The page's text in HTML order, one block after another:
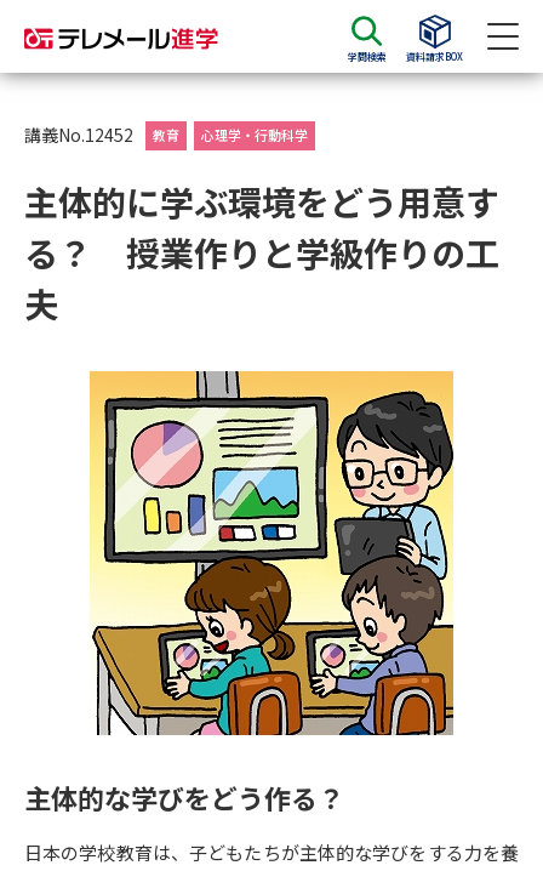
学問検索 資料請求BOX
資料請求
大学・短大の資料種類から請求
大学パンフ
大学・短大以外の資料から請求
専門学校の資料請求 大学院の資料請求
留学・進学関連、塾・予備校
大学入学共通テスト「受験案
内」の請求
大学入学共通テスト「受験上の
配慮案内」の請求
高等学校卒業程度認定試験
高等学校（情報）教員資格認定
講義No.12452 教育 心理学・行動科学
主体的に学ぶ環境をどう用意す
る？ 授業作りと学級作りの工
夫
主体的な学びをどう作る？
日本の学校教育は、子どもたちが主体的な学びをする力を養